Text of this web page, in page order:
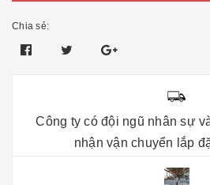
Chia sẻ:
Công ty có đội ngũ nhân sự
nhận vận chuyển lắp